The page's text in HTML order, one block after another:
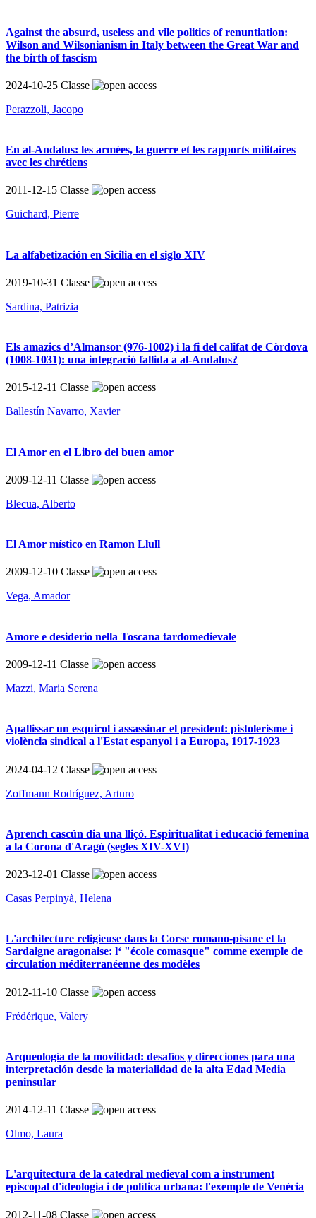
Against the absurd, useless and vile politics of renuntiation:
Wilson and Wilsonianism in Italy between the Great War and
the birth of fascism
2024-10-25 Classe
Perazzoli, Jacopo
En al-Andalus: les armées, la guerre et les rapports militaires
avec les chrétiens
2011-12-15 Classe
Guichard, Pierre
La alfabetización en Sicilia en el siglo XIV
2019-10-31 Classe
Sardina, Patrizia
Els amazics d’Almansor (976-1002) i la fi del califat de Còrdova
(1008-1031): una integració fallida a al-Andalus?
2015-12-11 Classe
Ballestín Navarro, Xavier
El Amor en el Libro del buen amor
2009-12-11 Classe
Blecua, Alberto
El Amor místico en Ramon Llull
2009-12-10 Classe
Vega, Amador
Amore e desiderio nella Toscana tardomedievale
2009-12-11 Classe
Mazzi, Maria Serena
Apallissar un esquirol i assassinar el president: pistolerisme i
violència sindical a l'Estat espanyol i a Europa, 1917-1923
2024-04-12 Classe
Zoffmann Rodríguez, Arturo
Aprench cascún dia una lliçó. Espiritualitat i educació femenina
a la Corona d'Aragó (segles XIV-XVI)
2023-12-01 Classe
Casas Perpinyà, Helena
L'architecture religieuse dans la Corse romano-pisane et la
Sardaigne aragonaise: l‘ "école comasque" comme exemple de
circulation méditerranéenne des modèles
2012-11-10 Classe
Frédérique, Valery
Arqueología de la movilidad: desafíos y direcciones para una
interpretación desde la materialidad de la alta Edad Media
peninsular
2014-12-11 Classe
Olmo, Laura
L'arquitectura de la catedral medieval com a instrument
episcopal d'ideologia i de política urbana: l'exemple de Venècia
2012-11-08 Classe